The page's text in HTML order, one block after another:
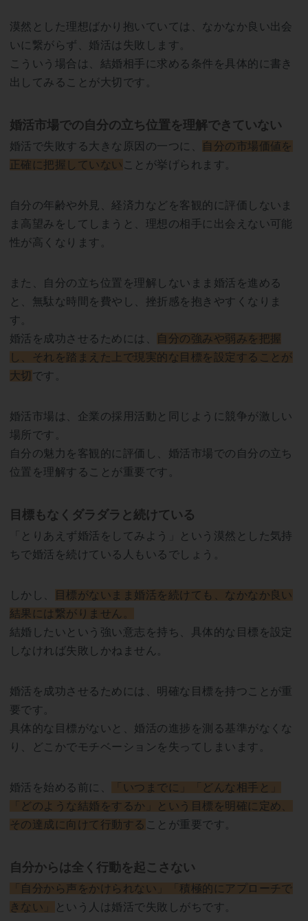
漠然とした理想ばかり抱いていては、なかなか良い出会
いに繋がらず、婚活は失敗します。
こういう場合は、結婚相手に求める条件を具体的に書き
出してみることが大切です。
婚活市場での自分の立ち位置を理解できていない
婚活で失敗する大きな原因の一つに、
自分の市場価値を
正確に把握していない ことが挙げられます。
自分の年齢や外見、経済力などを客観的に評価しないま
ま高望みをしてしまうと、理想の相手に出会えない可能
性が高くなります。
また、自分の立ち位置を理解しないまま婚活を進める
と、無駄な時間を費やし、挫折感を抱きやすくなりま
す。
婚活を成功させるためには、
自分の強みや弱みを把握
し、それを踏まえた上で現実的な目標を設定することが
大切 です。
婚活市場は、企業の採用活動と同じように競争が激しい
場所です。
自分の魅力を客観的に評価し、婚活市場での自分の立ち
位置を理解することが重要です。
目標もなくダラダラと続けている
「とりあえず婚活をしてみよう」という漠然とした気持
ちで婚活を続けている人もいるでしょう。
しかし、
目標がないまま婚活を続けても、なかなか良い
結果には繋がりません。
結婚したいという強い意志を持ち、具体的な目標を設定
しなければ失敗しかねません。
婚活を成功させるためには、明確な目標を持つことが重
要です。
具体的な目標がないと、婚活の進捗を測る基準がなくな
り、どこかでモチベーションを失ってしまいます。
婚活を始める前に、
「いつまでに」「どんな相手と」
「どのような結婚をするか」という目標を明確に定め、
その達成に向けて行動する ことが重要です。
自分からは全く行動を起こさない
「自分から声をかけられない」「積極的にアプローチで
きない」
という人は婚活で失敗しがちです。